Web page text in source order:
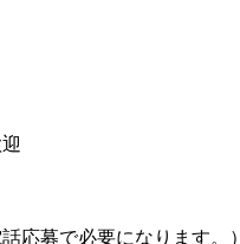
応募で必要になります。）